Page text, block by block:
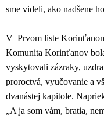
sme videli, ako nadšene
V Prvom liste
Komunita Korinťanov
vyskytovali zázraky,
proroctvá, vyučovanie a
dvanástej kapitole.
„A ja som vám, bratia,